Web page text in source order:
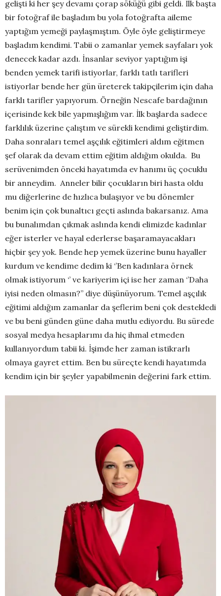
gelişti ki her şey devamı çorap söküğü gibi geldi. İlk başta
bir fotoğraf ile başladım bu yola fotoğrafta aileme
yaptığım yemeği paylaşmıştım. Öyle öyle geliştirmeye
başladım kendimi. Tabii o zamanlar yemek sayfaları yok
denecek kadar azdı. İnsanlar seviyor yaptığım işi
benden yemek tarifi istiyorlar, farklı tatlı tarifleri
istiyorlar bende her gün üreterek takipçilerim için daha
farklı tarifler yapıyorum. Örneğin Nescafe bardağının
içerisinde kek bile yapmışlığım var. İlk başlarda sadece
farklılık üzerine çalıştım ve sürekli kendimi geliştirdim.
Daha sonraları temel aşçılık eğitimleri aldım eğitmen
şef olarak da devam ettim eğitim aldığım okulda. Bu
serüvenimden önceki hayatımda ev hanımı üç çocuklu
bir anneydim. Anneler bilir çocukların biri hasta oldu
mu diğerlerine de hızlıca bulaşıyor ve bu dönemler
benim için çok bunaltıcı geçti aslında bakarsanız. Ama
bu bunalımdan çıkmak aslında kendi elimizde kadınlar
eğer isterler ve hayal ederlerse başaramayacakları
hiçbir şey yok. Bende hep yemek üzerine bunu hayaller
kurdum ve kendime dedim ki ‘’Ben kadınlara örnek
olmak istiyorum ‘’ ve kariyerim içi ise her zaman ‘’Daha
iyisi neden olmasın?’’ diye düşünüyorum. Temel aşçılık
eğitimi aldığım zamanlar da şeflerim beni çok destekledi
ve bu beni günden güne daha mutlu ediyordu. Bu sürede
sosyal medya hesaplarımı da hiç ihmal etmeden
kullanıyordum tabii ki. İşimde her zaman istikrarlı
olmaya gayret ettim. Ben bu süreçte kendi hayatımda
kendim için bir şeyler yapabilmenin değerini fark ettim.